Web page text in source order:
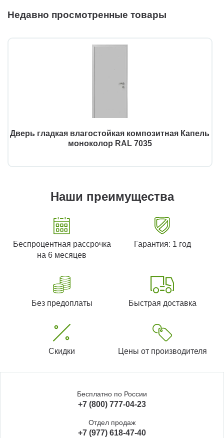
Недавно просмотренные товары
Дверь гладкая влагостойкая композитная Капель
моноколор RAL 7035
Наши преимущества
Беспроцентная рассрочка
на 6 месяцев
Гарантия: 1 год
Без предоплаты Быстрая доставка
Скидки Цены от производителя
Бесплатно по России
+7 (800) 777-04-23
Отдел продаж
+7 (977) 618-47-40